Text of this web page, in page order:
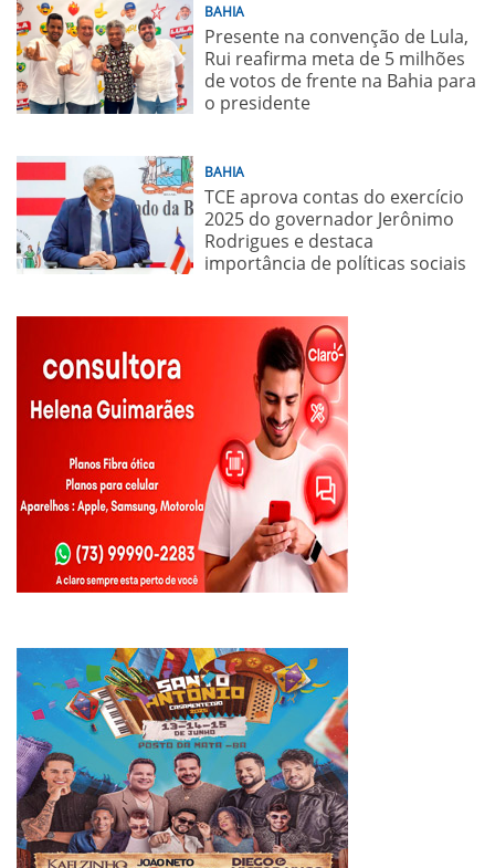
BAHIA
Presente na convenção de Lula,
Rui reafirma meta de 5 milhões
de votos de frente na Bahia para
o presidente
BAHIA
TCE aprova contas do exercício
2025 do governador Jerônimo
Rodrigues e destaca
importância de políticas sociais